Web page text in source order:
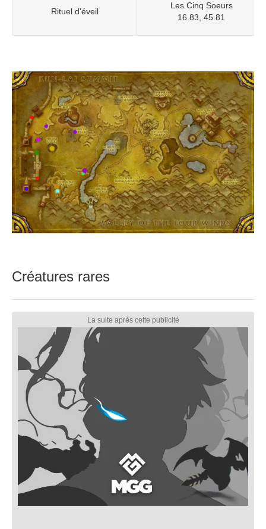
Rituel d'éveil
Les Cinq Soeurs
16.83, 45.81
Créatures rares